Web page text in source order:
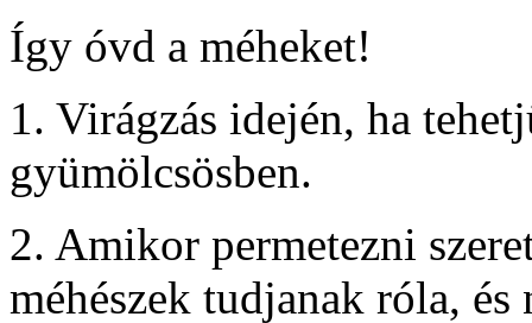
Így óvd a méheket!
1. Virágzás idején, ha
gyümölcsösben.
2. Amikor permetezni
méhészek tudjanak róla,